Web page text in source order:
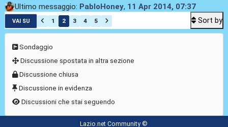
Ultimo messaggio: PabloHoney, 11 Apr 2014, 07:37
VAI SU 1 2 3 4 5 Sort by
Sondaggio
Discussione spostata in altra sezione
Discussione chiusa
Discussione in evidenza
Discussioni che stai seguendo
Lazio.net Community ©